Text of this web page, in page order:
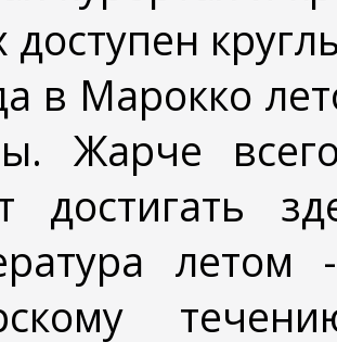
доступен
в Марокко
Жарче
достигать